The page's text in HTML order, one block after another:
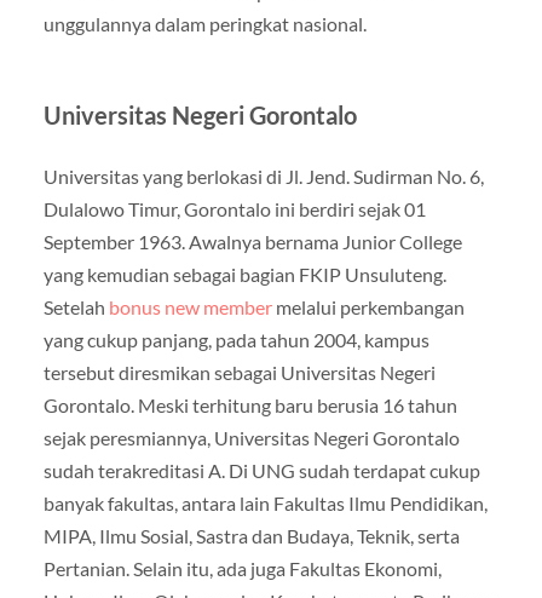
unggulannya dalam peringkat nasional.
Universitas Negeri Gorontalo
Universitas yang berlokasi di Jl. Jend. Sudirman No. 6,
Dulalowo Timur, Gorontalo ini berdiri sejak 01
September 1963. Awalnya bernama Junior College
yang kemudian sebagai bagian FKIP Unsuluteng.
Setelah bonus new membermelalui perkembangan
yang cukup panjang, pada tahun 2004, kampus
tersebut diresmikan sebagai Universitas Negeri
Gorontalo. Meski terhitung baru berusia 16 tahun
sejak peresmiannya, Universitas Negeri Gorontalo
sudah terakreditasi A. Di UNG sudah terdapat cukup
banyak fakultas, antara lain Fakultas Ilmu Pendidikan,
MIPA, Ilmu Sosial, Sastra dan Budaya, Teknik, serta
Pertanian. Selain itu, ada juga Fakultas Ekonomi,